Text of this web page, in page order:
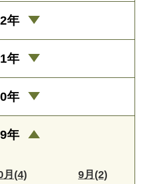
年
年
年
年
月(4) 9月(2)